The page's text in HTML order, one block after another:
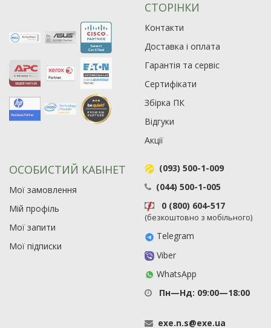
974
19
21
СТОРІНКИ
Контакти
Доставка і оплата
Гарантія та сервіс
Сертифікати
Збірка ПК
Відгуки
Акції
ОСОБИСТИЙ КАБІНЕТ
Мої замовлення
Мій профіль
Мої запити
Мої підписки
(093) 500-1-009
(044) 500-1-005
0 (800) 604-517
(безкоштовно з мобільного)
Telegram
Viber
WhatsApp
Пн—Нд: 09:00—18:00
exe.n.s@exe.ua